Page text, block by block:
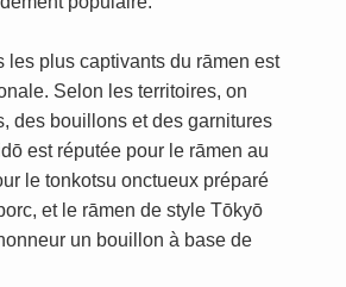
les plus captivants du rāmen est
Selon les territoires, on
des bouillons et des garnitures
est réputée pour le rāmen au
le tonkotsu onctueux préparé
et le rāmen de style Tōkyō
un bouillon à base de